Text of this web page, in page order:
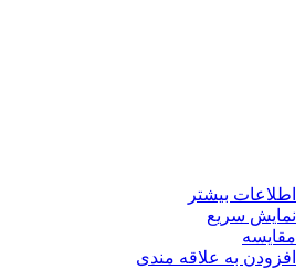
اطلاعات بیشتر
نمایش سریع
مقايسه
افزودن به علاقه مندی